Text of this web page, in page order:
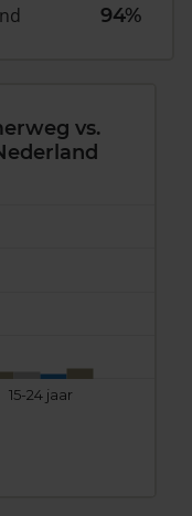
94%
vs.
15-24 jaar